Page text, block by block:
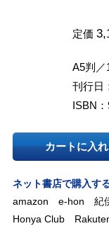
定価
A5判／
刊行日
ISBN
カートに入
ネット書店で購入す
amazon
e-hon 紀
Honya Club